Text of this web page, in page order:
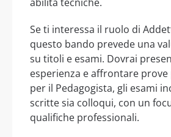
Se ti interessa il ruolo di
questo bando prevede una
su titoli e esami. Dovrai
esperienza e affrontare prove
per il Pedagogista, gli esami
scritte sia colloqui, con un
qualifiche professionali.